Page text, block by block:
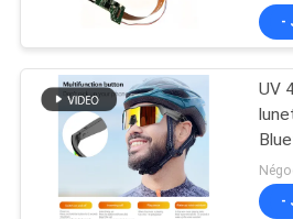
POLITIQUE
DE
CONFIDENTIALITÉ
Verres
théâtre
40°
-
UV
-